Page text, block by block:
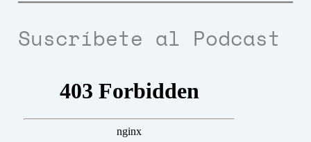
Suscríbete al Podcast